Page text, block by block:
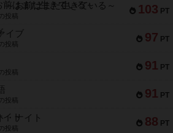
103 PT
お前はまだ生きている～
投稿
97 PT
イブ
投稿
91 PT
投稿
91 PT
投稿
88 PT
・ナイト
投稿